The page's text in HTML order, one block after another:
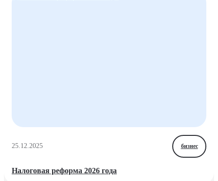
25.12.2025 бизнес
Налоговая реформа 2026 года